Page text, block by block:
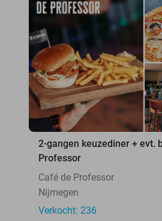
2-gangen keuzediner + evt.
Professor
Café de Professor
Nijmegen
Verkocht: 236